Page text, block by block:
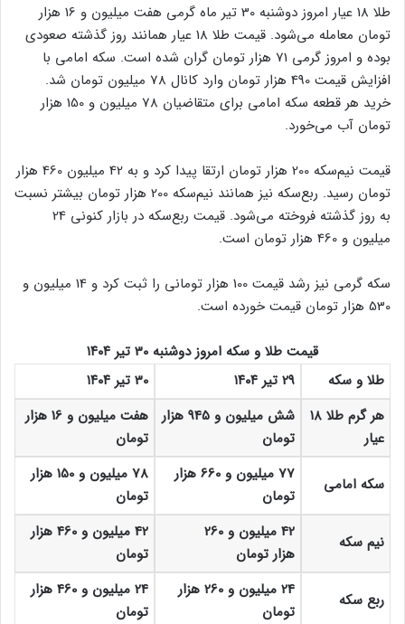
طلا 18 عیار امروز دوشنبه 30 تیر ماه گرمی هفت میلیون و 16 هزار
تومان معامله می‌شود. قیمت طلا 18 عیار همانند روز گذشته صعودی
بوده و امروز گرمی 71 هزار تومان گران شده است. سکه امامی با
افزایش قیمت 490 هزار تومان وارد کانال 78 میلیون تومان شد.
خرید هر قطعه سکه امامی برای متقاضیان 78 میلیون و 150 هزار
تومان آب می‌خورد.
قیمت نیم‌سکه 200 هزار تومان ارتقا پیدا کرد و به 42 میلیون 460 هزار
تومان رسید. ربع‌سکه نیز همانند نیم‌سکه 200 هزار تومان بیشتر نسبت
به روز گذشته فروخته می‌شود. قیمت ربع‌سکه در بازار کنونی 24
میلیون و 460 هزار تومان است.
سکه گرمی نیز رشد قیمت 100 هزار تومانی را ثبت کرد و 14 میلیون و
530 هزار تومان قیمت خورده است.
قیمت طلا و سکه امروز دوشنبه 30 تیر ۱۴۰۴
طلا و سکه
29 تیر ۱۴۰۴
30 تیر ۱۴۰۴
هر گرم طلا ۱۸
عیار
شش میلیون و 945 هزار
تومان
هفت میلیون و 16 هزار
تومان
سکه امامی
77 میلیون و 660 هزار
تومان
78 میلیون و 150 هزار
تومان
نیم سکه
42 میلیون و 260
هزار تومان
42 میلیون و 460 هزار
تومان
ربع سکه
24 میلیون و 260 هزار
تومان
24 میلیون و 460 هزار
تومان